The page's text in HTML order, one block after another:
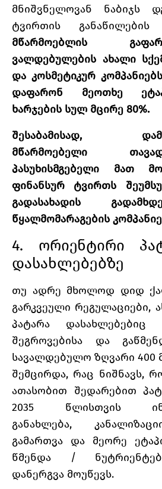
მნიშვნელოვან ნაბიჯს
ტვირთის განაწილების
მწარმოებლის
ვალდებულების ახალი
და კოსმეტიკურ
დაფარონ მეოთხე
ხარჯების სულ მცირე 80%.
შესაბამისად,
მწარმოებელი
პასუხისმგებელი მათ
ფინანსურ ტვირთს
გადასახადის
წყალმომარაგების
4. ორიენტირი
დასახლებებზე
თუ ადრე მხოლოდ დიდ
გარკვეული რეგულაციები,
პატარა დასახლებებიც
შეგროვებისა და
სავალდებულო ზღვარი 400
შემცირდა, რაც ნიშნავს,
ათასობით შედარებით
2035 წლისთვის
განახლება,
გამართვა და მეორე
წმენდა /
დანერგვა მოუწევს.